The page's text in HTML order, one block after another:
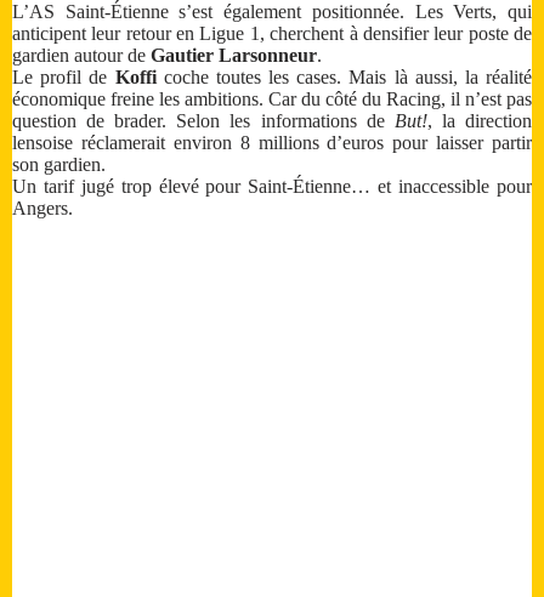
L’AS Saint-Étienne s’est également positionnée. Les Verts, qui
anticipent leur retour en Ligue 1, cherchent à densifier leur poste de
gardien autour de Gautier Larsonneur.
Le profil de Kofficoche toutes les cases. Mais là aussi, la réalité
économique freine les ambitions. Car du côté du Racing, il n’est pas
question de brader. Selon les informations de But!, la direction
lensoise réclamerait environ 8 millions d’euros pour laisser partir
son gardien.
Un tarif jugé trop élevé pour Saint-Étienne… et inaccessible pour
Angers.